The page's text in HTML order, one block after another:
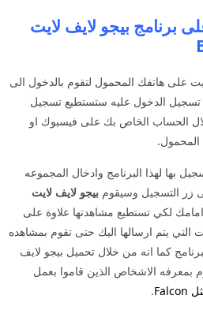
بيجو لايف لايت
على هاتفك المحمول لتقوم بالدخول الى
تسجيل الدخول عليه ستستطيع تسجيل
الحساب الخاص بك على فيسبوك او
المحمول.
بها لهذا البرنامج وادخال المجموعه
زر التسجيل وسيقوم بيجو لايف لايت
لكي تستطيع مشاهدتها علاوة على
التي يتم ارسالها اليك حتى تقوم بمشاهده
كما انه من خلال تحميل بيجو لايف
بمعرفه الاشخاص الذين قاموا بعمل
Falcon
.